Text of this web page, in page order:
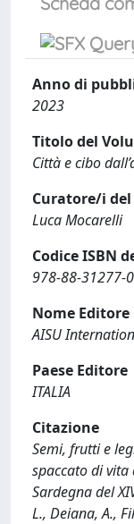
Anno di
2023
Titolo del
Città e cibo
Curatore/i
Luca Mocarelli
Codice ISBN
978-88-31277-
Nome Editore
AISU
Paese Editore
ITALIA
Citazione
Semi, frutti e
spaccato di
Sardegna del
L., Deiana, A.,